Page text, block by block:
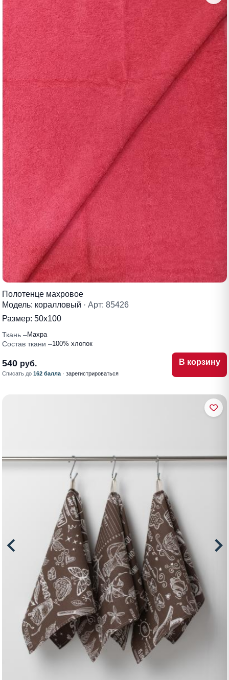
Полотенце махровое
Модель: коралловый · Арт: 85426
Размер: 50х100
Ткань Махра
Состав ткани 100% хлопок
540 руб.
Списать до 162 балла · зарегистрироваться
В корзину